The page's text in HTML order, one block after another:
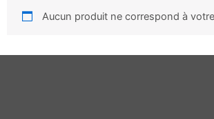
Aucun produit ne correspond à